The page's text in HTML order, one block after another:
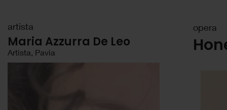
opera
artista
Maria Azzurra De Leo
Artista, Pavia